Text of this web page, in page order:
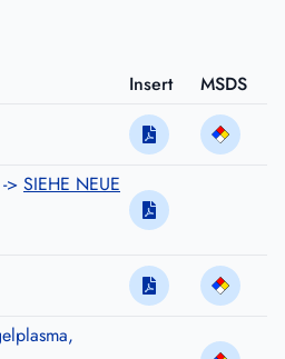
Insert
MSDS
> SIEHE NEUE